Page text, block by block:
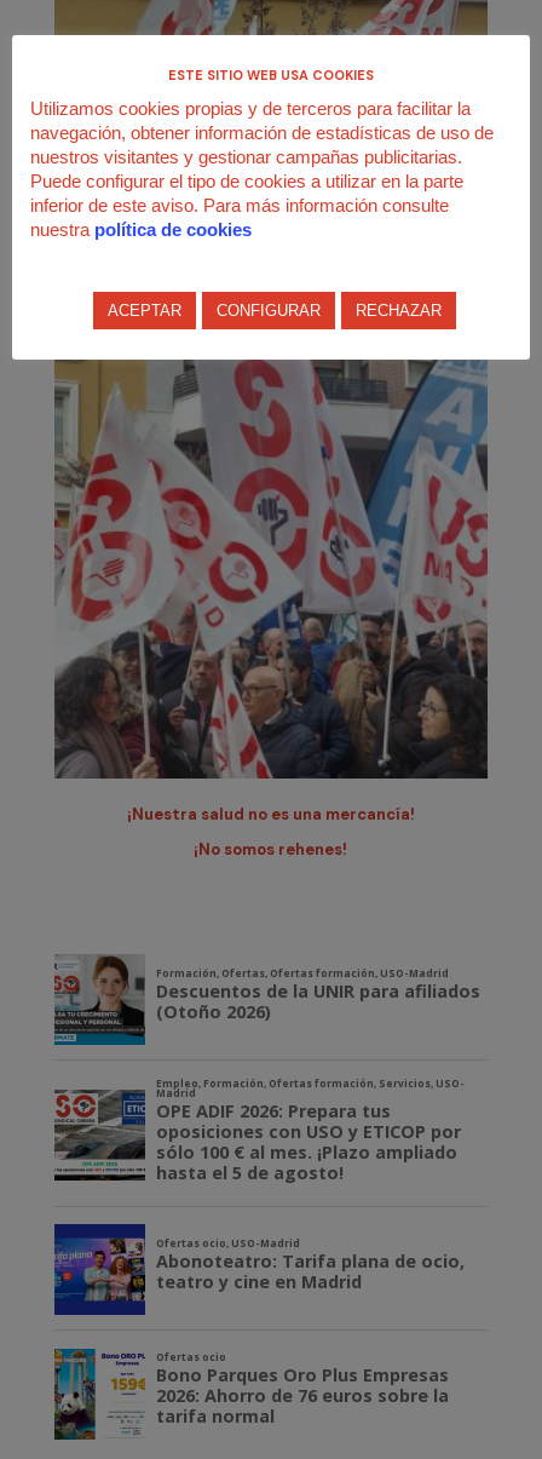
¡Nuestra salud no es una mercancía!
¡No somos rehenes!
ESTE SITIO WEB USA COOKIES
Utilizamos cookies propias y de terceros para facilitar la
navegación, obtener información de estadísticas de uso de
nuestros visitantes y gestionar campañas publicitarias.
Puede configurar el tipo de cookies a utilizar en la parte
inferior de este aviso. Para más información consulte
nuestra política de cookies
ACEPTAR CONFIGURAR RECHAZAR